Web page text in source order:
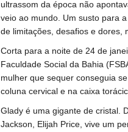
ultrassom da época não
veio ao mundo. Um susto para
de limitações, desafios e dores,
Corta para a noite de 24 de
Faculdade Social da Bahia
mulher que sequer conseguia
coluna cervical e na caixa
Glady é uma gigante de cristal.
Jackson, Elijah Price, vive um